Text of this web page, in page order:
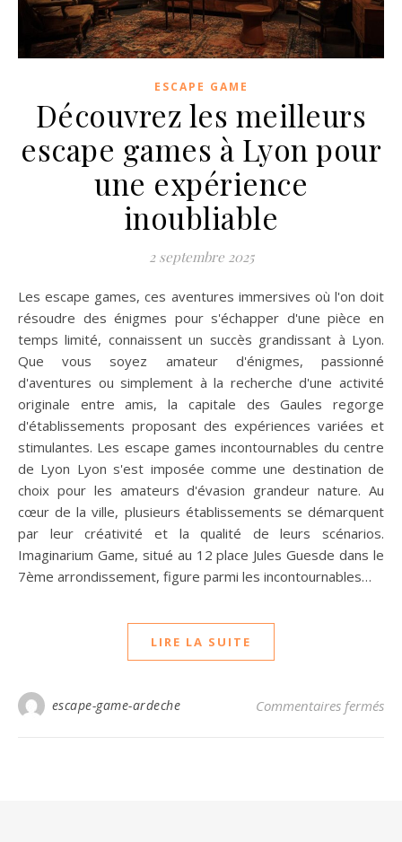
ESCAPE GAME
Découvrez les meilleurs
escape games à Lyon pour
une expérience
inoubliable
2 septembre 2025
Les escape games, ces aventures immersives où l'on doit
résoudre des énigmes pour s'échapper d'une pièce en
temps limité, connaissent un succès grandissant à Lyon.
Que vous soyez amateur d'énigmes, passionné
d'aventures ou simplement à la recherche d'une activité
originale entre amis, la capitale des Gaules regorge
d'établissements proposant des expériences variées et
stimulantes. Les escape games incontournables du centre
de Lyon Lyon s'est imposée comme une destination de
choix pour les amateurs d'évasion grandeur nature. Au
cœur de la ville, plusieurs établissements se démarquent
par leur créativité et la qualité de leurs scénarios.
Imaginarium Game, situé au 12 place Jules Guesde dans le
7ème arrondissement, figure parmi les incontournables…
LIRE LA SUITE
escape-game-ardeche Commentaires fermés